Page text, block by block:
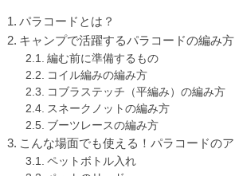
パラコードとは？
キャンプで活躍するパラコードの編み方
編む前に準備するもの
コイル編みの編み方
コブラステッチ（平編み）の編み方
スネークノットの編み方
ブーツレースの編み方
こんな場面でも使える！パラコードの
ペットボトル入れ